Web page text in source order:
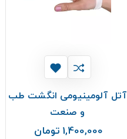
آتل آلومینیومی انگشت طب
و صنعت
1,400,000 تومان